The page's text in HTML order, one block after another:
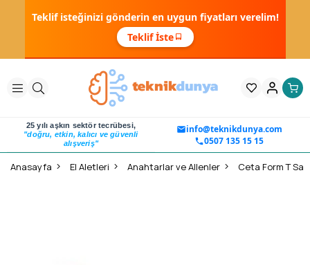
Teklif isteğinizi gönderin en uygun fiyatları verelim!
Teklif İste
25 yılı aşkın sektör tecrübesi,
"doğru, etkin, kalıcı ve güvenli
alışveriş"
info@teknikdunya.com
0507 135 15 15
Anasayfa El Aletleri Anahtarlar ve Allenler Ceta Form T